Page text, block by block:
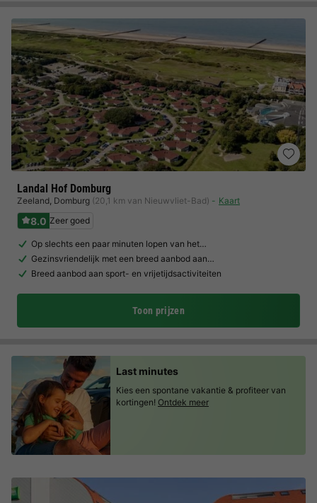
Landal Hof Domburg
Zeeland, Domburg (20,1 km van Nieuwvliet-Bad) Kaart
8.0 Zeer goed
Op slechts een paar minuten lopen van het…
Gezinsvriendelijk met een breed aanbod aan…
Breed aanbod aan sport- en vrijetijdsactiviteiten
Toon prijzen
Last minutes
Kies een spontane vakantie & profiteer van
kortingen! Ontdek meer